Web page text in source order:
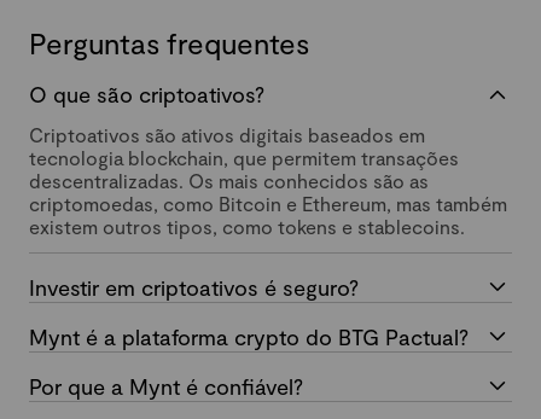
Perguntas frequentes
O que são criptoativos?
Criptoativos são ativos digitais baseados em
tecnologia blockchain, que permitem transações
descentralizadas. Os mais conhecidos são as
criptomoedas, como Bitcoin e Ethereum, mas também
existem outros tipos, como tokens e stablecoins.
Investir em criptoativos é seguro?
Mynt é a plataforma crypto do BTG Pactual?
Por que a Mynt é confiável?